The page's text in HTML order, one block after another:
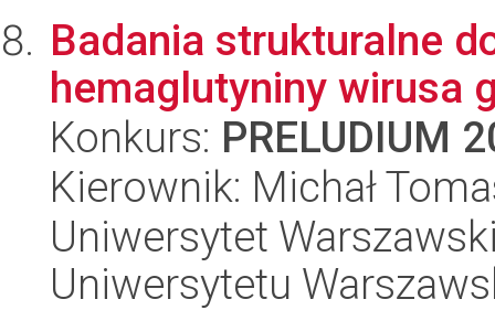
Badania strukturalne
hemaglutyniny wirusa
Konkurs: PRELUDIUM
Kierownik: Michał
Uniwersytet
Uniwersytetu